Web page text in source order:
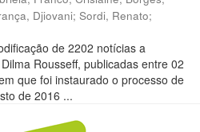
Djiovani; Sordi, Renato;
de 2202 notícias a
Rousseff, publicadas entre 02
que foi instaurado o processo de
de 2016 ...